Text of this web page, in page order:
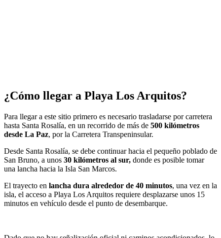
¿Cómo llegar a Playa Los Arquitos?
Para llegar a este sitio primero es necesario trasladarse por carretera
hasta Santa Rosalía, en un recorrido de más de 500 kilómetros
desde La Paz, por la Carretera Transpeninsular.
Desde Santa Rosalía, se debe continuar hacia el pequeño poblado de
San Bruno, a unos 30 kilómetros al sur, donde es posible tomar
una lancha hacia la Isla San Marcos.
El trayecto en lancha dura alrededor de 40 minutos, una vez en la
isla, el acceso a Playa Los Arquitos requiere desplazarse unos 15
minutos en vehículo desde el punto de desembarque.